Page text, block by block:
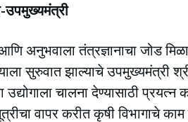
उपमुख्यमंत्री
अनुभवाला तंत्रज्ञानाचा जोड
सुरुवात झाल्याचे उपमुख्यमंत्री
उद्योगाला चालना देण्यासाठी
वापर करीत कृषी विभागाचे